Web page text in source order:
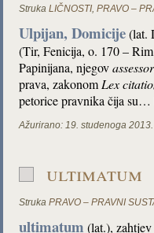
Struka LIČNOSTI,PRAVO –
Ulpijan, Domicije(lat.
(Tir, Fenicija, o. 170 –
Papinijana, njegovassessor
prava, zakonom Lex
petorice pravnika čija su…
Ažurirano: 19. studenoga 2013.
ultimatum
Struka PRAVO – PRAVNI
ultimatum (lat.),